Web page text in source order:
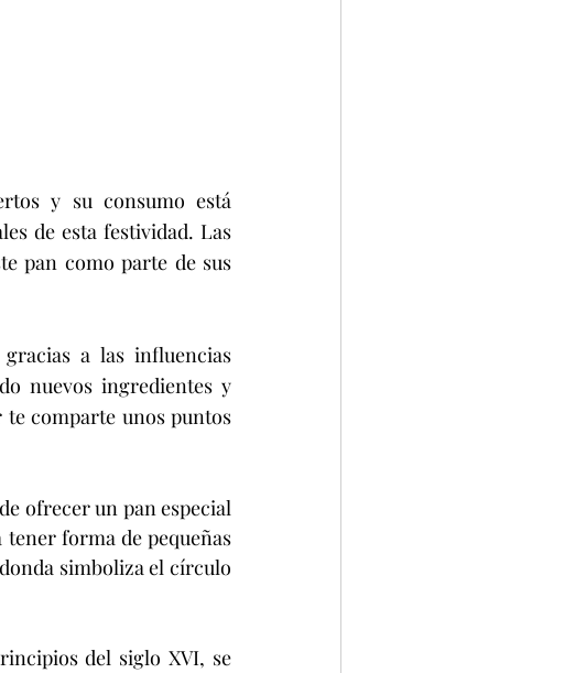
y su consumo está
de esta festividad. Las
pan como parte de sus
a las influencias
nuevos ingredientes y
te comparte unos puntos
ofrecer un pan especial
forma de pequeñas
simboliza el círculo
del siglo XVI, se